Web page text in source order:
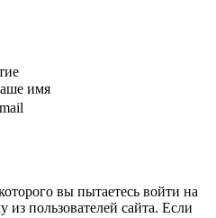
имя
вы пытаетесь войти на